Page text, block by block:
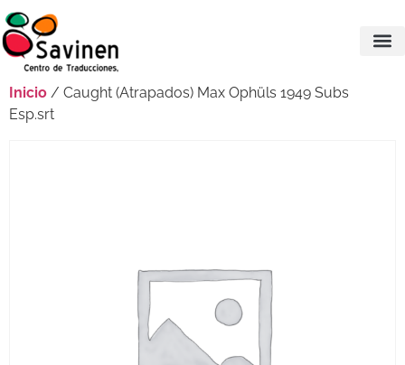
Inicio / Caught (Atrapados) Max Ophüls 1949 Subs
Esp.srt